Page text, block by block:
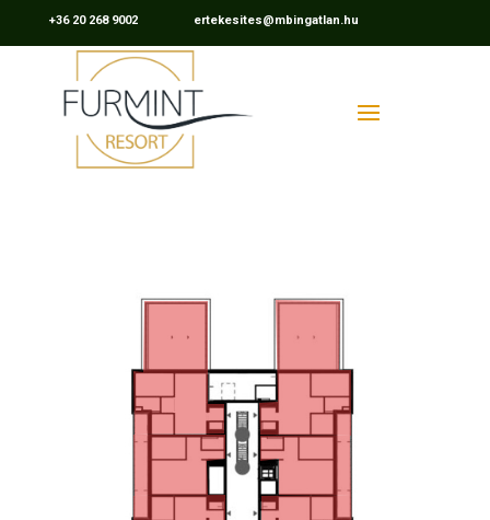
+36 20 268 9002 ertekesites@mbingatlan.hu